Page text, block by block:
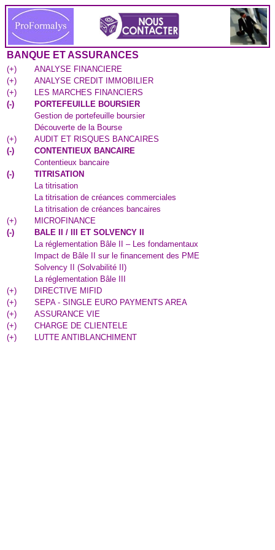
BANQUE ET ASSURANCES
(+)
ANALYSE FINANCIERE
(+)
ANALYSE CREDIT IMMOBILIER
(+)
LES MARCHES FINANCIERS
(-)
PORTEFEUILLE BOURSIER
Gestion de portefeuille boursier
Découverte de la Bourse
(+)
AUDIT ET RISQUES BANCAIRES
(-)
CONTENTIEUX BANCAIRE
Contentieux bancaire
(-)
TITRISATION
La titrisation
La titrisation de créances commerciales
La titrisation de créances bancaires
(+)
MICROFINANCE
(-)
BALE II / III ET SOLVENCY II
La réglementation Bâle II – Les fondamentaux
Impact de Bâle II sur le financement des PME
Solvency II (Solvabilité II)
La réglementation Bâle III
(+)
DIRECTIVE MIFID
(+)
SEPA - SINGLE EURO PAYMENTS AREA
(+)
ASSURANCE VIE
(+)
CHARGE DE CLIENTELE
(+) LUTTE ANTIBLANCHIMENT